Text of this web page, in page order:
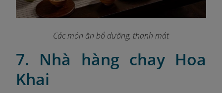
Các món ăn bổ dưỡng, thanh mát
7. Nhà hàng chay Hoa
Khai